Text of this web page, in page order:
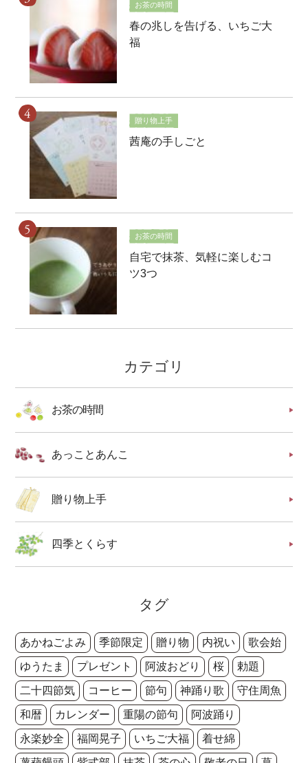
お茶の時間
春の兆しを告げる、いちご大
福
贈り物上手
茜庵の手しごと
お茶の時間
自宅で抹茶、気軽に楽しむコ
ツ3つ
カテゴリ
お茶の時間
あっことあんこ
贈り物上手
四季とくらす
タグ
あかねごよみ 季節限定 贈り物 内祝い 歌会始
ゆうたま プレゼント 阿波おどり 桜 勅題
二十四節気 コーヒー 節句 神踊り歌 守住周魚
和暦 カレンダー 重陽の節句 阿波踊り
永楽妙全 福岡晃子 いちご大福 着せ綿